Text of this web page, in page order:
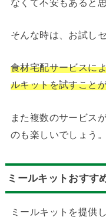
そんな時は、お試し
食材宅配サービスに
ルキットを試すこと
また複数のサービス
のも楽しいでしょう。
ミールキットおすす
ミールキットを提供